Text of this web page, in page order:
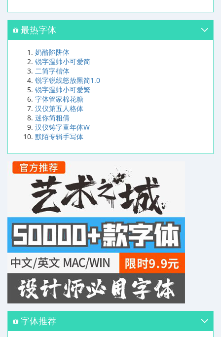
最热字体
奶酪陷阱体
锐字温帅小可爱简
二简字楷体
锐字锐线怒放黑简1.0
锐字温帅小可爱繁
字体管家棉花糖
汉仪第五人格体
迷你简粗倩
汉仪铸字童年体W
默陌专辑手写体
字体推荐